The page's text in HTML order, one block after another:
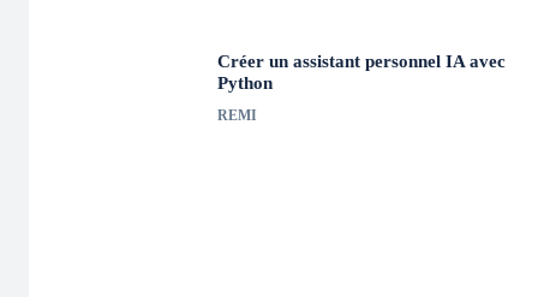
Créer un assistant personnel IA avec
Python
REMI